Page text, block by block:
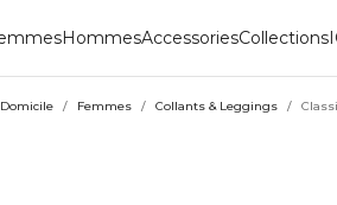
HommesAccessoriesCollections
Domicile / Femmes / Collants & Leggings /